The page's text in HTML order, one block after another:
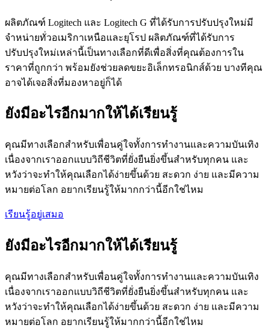
ผลิตภัณฑ์ Logitech และ Logitech G ที่ได้รับการปรับปรุงใหม่มี
จำหน่ายทั่วอเมริกาเหนือและยุโรป ผลิตภัณฑ์ที่ได้รับการ
ปรับปรุงใหม่เหล่านี้เป็นทางเลือกที่ดีเพื่อสิ่งที่คุณต้องการใน
ราคาที่ถูกกว่า พร้อมยังช่วยลดขยะอิเล็กทรอนิกส์ด้วย บางทีคุณ
อาจได้เจอสิ่งที่มองหาอยู่ก็ได้
ยังมีอะไรอีกมากให้ได้เรียนรู้
คุณมีทางเลือกสำหรับเพื่อนคู่ใจทั้งการทำงานและความบันเทิง
เนื่องจากเราออกแบบวิถีชีวิตที่ยั่งยืนยิ่งขึ้นสำหรับทุกคน และ
หวังว่าจะทำให้คุณเลือกได้ง่ายขึ้นด้วย สะดวก ง่าย และมีความ
หมายต่อโลก อยากเรียนรู้ให้มากกว่านี้อีกใช่ไหม
เรียนรู้อยู่เสมอ
ยังมีอะไรอีกมากให้ได้เรียนรู้
คุณมีทางเลือกสำหรับเพื่อนคู่ใจทั้งการทำงานและความบันเทิง
เนื่องจากเราออกแบบวิถีชีวิตที่ยั่งยืนยิ่งขึ้นสำหรับทุกคน และ
หวังว่าจะทำให้คุณเลือกได้ง่ายขึ้นด้วย สะดวก ง่าย และมีความ
หมายต่อโลก อยากเรียนรู้ให้มากกว่านี้อีกใช่ไหม